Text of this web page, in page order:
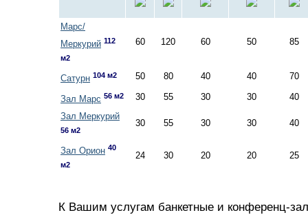
Марс/
Меркурий 112
м2
60 120 60 50 85
Сатурн 104 м2 50 80 40 40 70
Зал Марс 56 м2 30 55 30 30
40
Зал Меркурий
56 м2
30 55 30 30 40
Зал Орион 40
м2
24 30 20 20 25
К Вашим услугам банкетные и конференц-